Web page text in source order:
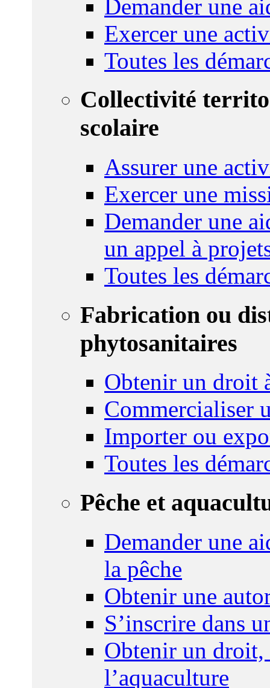
Demander une
Exercer une
Toutes les
Collectivité
scolaire
Assurer une
Exercer une
Demander une
un appel à
Toutes les
Fabrication ou
phytosanitaires
Obtenir un droit
Commercialiser
Importer ou
Toutes les
Pêche et
Demander une
la pêche
Obtenir une
S’inscrire dans
Obtenir un droit,
l’aquaculture